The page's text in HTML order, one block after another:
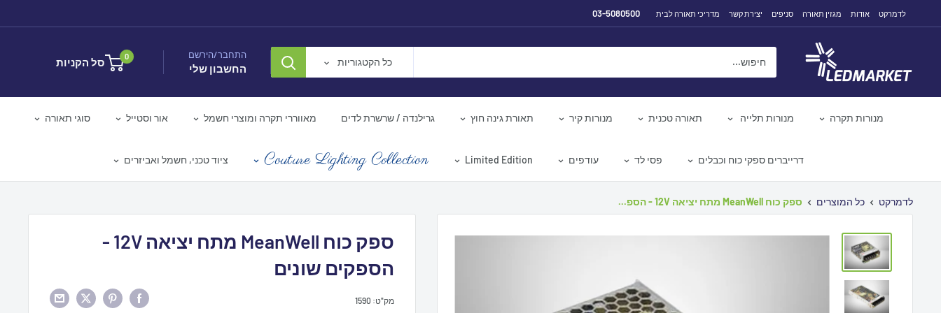
לתוכן
לדמרקט אודות מגזין תאורה סניפים יצירת קשר מדריכי תאורה לבית 03-5080500
כל הקטגוריות
התחבר/הירשם
החשבון שלי
0 סל הקניות
מנורות תקרה מנורות תלייה תאורה טכנית מנורות קיר תאורת גינה חוץ גרילנדה / שרשרת לדים מאווררי תקרה ומוצרי חשמל אור וסטייל סוגי תאורה
דרייברים ספקי כוח וכבלים פסי לד עודפים Limited Edition
Couture Lighting Collection ציוד טכני, חשמל ואביזרים
לדמרקט כל המוצרים ספק כוח MeanWell מתח יציאה 12V - הספ...
ספק כוח MeanWell מתח יציאה 12V -
הספקים שונים
מק"ט: 1590